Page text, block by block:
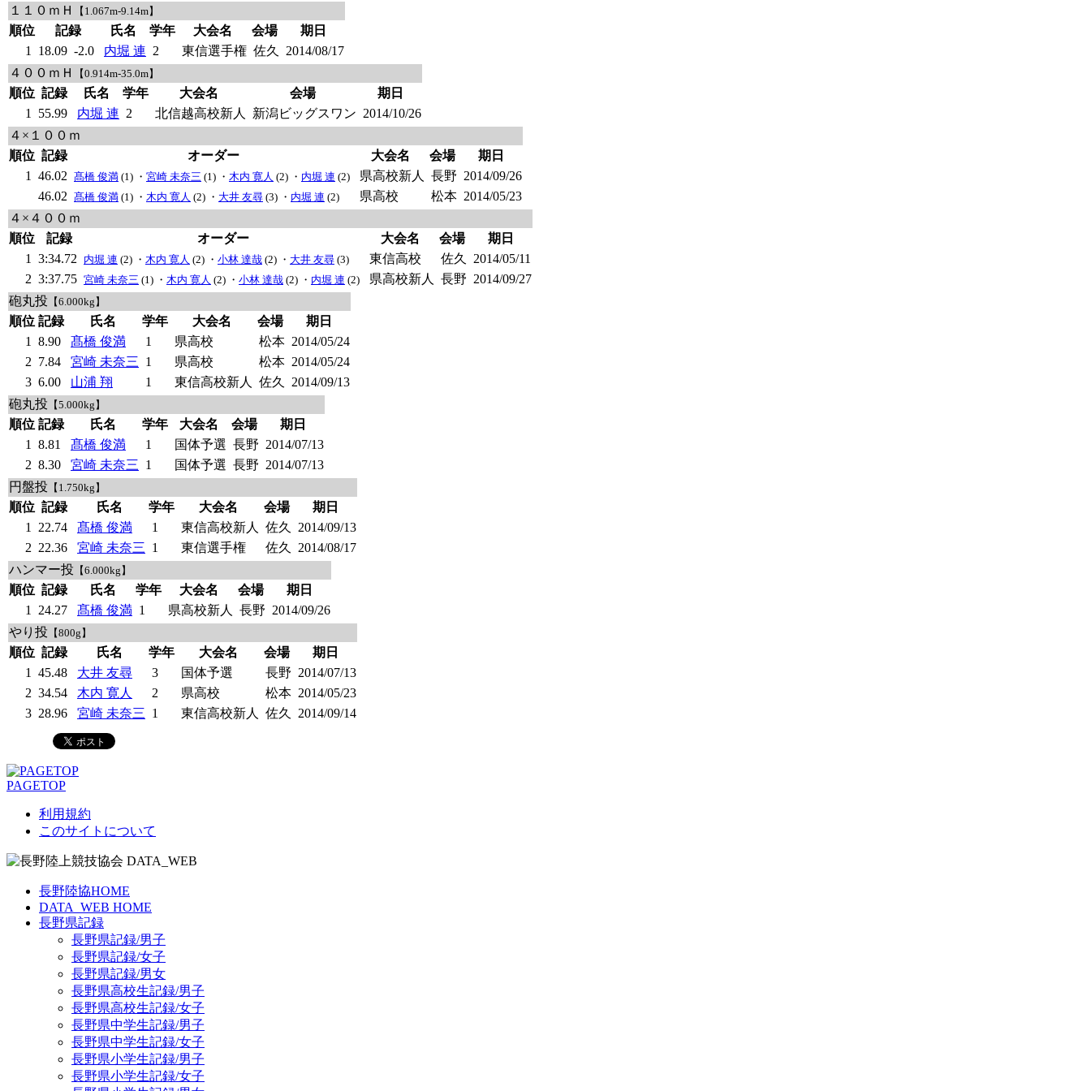
１１０ｍＨ
【1.067m-9.14m】
順位 記録 氏名 学年 大会名 会場
期日
1
18.09 -2.0 内堀 連 2 東信選手権 佐久
2014/08/17
４００ｍＨ
【0.914m-35.0m】
順位 記録 氏名 学年 大会名 会場
期日
1
55.99 内堀 連 2 北信越高校新人 新潟ビッグスワン 2014/10/26
４×１００ｍ
順位 記録 オーダー 大会名 会場
期日
1
46.02 髙橋 俊満 (1) ・ 宮崎 未奈三 (1) ・ 木内 寛人 (2) ・ 内堀 連 (2) 県高校新人 長野 2014/09/26
46.02 髙橋 俊満 (1) ・ 木内 寛人 (2) ・ 大井 友尋 (3) ・ 内堀 連 (2) 県高校 松本 2014/05/23
４×４００ｍ
順位
記録 オーダー 大会名 会場
期日
1
3:34.72 内堀 連 (2) ・ 木内 寛人 (2) ・ 小林 達哉 (2) ・ 大井 友尋 (3) 東信高校 佐久
2014/05/11
2 3:37.75 宮崎 未奈三 (1) ・ 木内 寛人 (2) ・ 小林 達哉 (2) ・ 内堀 連 (2) 県高校新人 長野 2014/09/27
砲丸投 【6.000kg】
順位 記録 氏名 学年 大会名 会場
期日
1
8.90 髙橋 俊満 1 県高校 松本 2014/05/24
2 7.84 宮崎 未奈三 1 県高校 松本 2014/05/24
3 6.00 山浦 翔 1 東信高校新人 佐久
2014/09/13
砲丸投 【5.000kg】
順位 記録 氏名 学年 大会名 会場
期日
1
8.81 髙橋 俊満 1 国体予選 長野 2014/07/13
2 8.30 宮崎 未奈三 1 国体予選 長野 2014/07/13
円盤投 【1.750kg】
順位 記録 氏名 学年 大会名 会場
期日
1
22.74 髙橋 俊満 1 東信高校新人 佐久
2014/09/13
2 22.36 宮崎 未奈三 1 東信選手権 佐久
2014/08/17
ハンマー投 【6.000kg】
順位 記録 氏名 学年 大会名 会場
期日
1
24.27 髙橋 俊満 1 県高校新人 長野 2014/09/26
やり投 【800g】
順位 記録 氏名 学年 大会名 会場
期日
1
45.48 大井 友尋 3 国体予選 長野 2014/07/13
2 34.54 木内 寛人 2 県高校 松本 2014/05/23
3 28.96 宮崎 未奈三 1 東信高校新人 佐久 2014/09/14
PAGETOP
利用規約
このサイトについて
長野陸協HOME
DATA_WEB HOME
長野県記録
長野県記録/男子
長野県記録/女子
長野県記録/男女
長野県高校生記録/男子
長野県高校生記録/女子
長野県中学生記録/男子
長野県中学生記録/女子
長野県小学生記録/男子
長野県小学生記録/女子